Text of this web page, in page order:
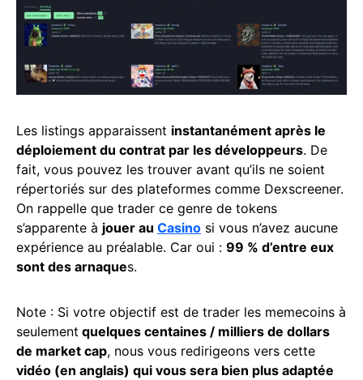
Les listings apparaissent instantanément après le
déploiement du contrat par les développeurs. De
fait, vous pouvez les trouver avant qu’ils ne soient
répertoriés sur des plateformes comme Dexscreener.
On rappelle que trader ce genre de tokens
s’apparente à jouer au Casino si vous n’avez aucune
expérience au préalable. Car oui : 99 % d’entre eux
sont des arnaques.
Note : Si votre objectif est de trader les memecoins à
seulement quelques centaines / milliers de dollars
de market cap, nous vous redirigeons vers cette
vidéo (en anglais) qui vous sera bien plus adaptée